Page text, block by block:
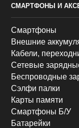
СМАРТФОНЫ И
Смартфоны
Внешние
Кабели,
Сетевые
Беспроводные
Сэлфи палки
Карты памяти
Смартфоны Б/У
Батарейки